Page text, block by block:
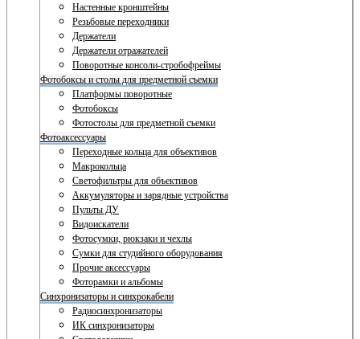
Настенные кронштейны
Резьбовые переходники
Держатели
Держатели отражателей
Поворотные консоли-стробофреймы
Фотобоксы и столы для предметной съемки
Платформы поворотные
Фотобоксы
Фотостолы для предметной съемки
Фотоаксессуары
Переходные кольца для объективов
Макрокольца
Светофильтры для объективов
Аккумуляторы и зарядные устройства
Пульты ДУ
Видоискатели
Фотосумки, рюкзаки и чехлы
Сумки для студийного оборудования
Прочие аксессуары
Фоторамки и альбомы
Синхронизаторы и синхрокабели
Радиосинхронизаторы
ИК синхронизаторы